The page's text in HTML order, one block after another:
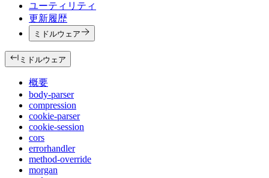
ユーティリティ
更新履歴
ミドルウェア
ミドルウェア
概要
body-parser
compression
cookie-parser
cookie-session
cors
errorhandler
method-override
morgan